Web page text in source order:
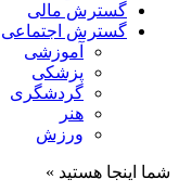
گسترش مالی
گسترش اجتماعی
آموزشی
پزشکی
گردشگری
هنر
ورزش
شما اینجا هستید »